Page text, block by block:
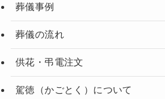
葬儀事例
葬儀の流れ
供花・弔電注文
駕徳（かごとく）について